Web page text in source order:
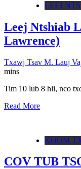
LEEJ
Leej Ntshiab
Lawrence)
Txawj Tsav M. Lauj
mins
Tim 10 lub 8 hli, nco
Read More
KOOM
COV TUB